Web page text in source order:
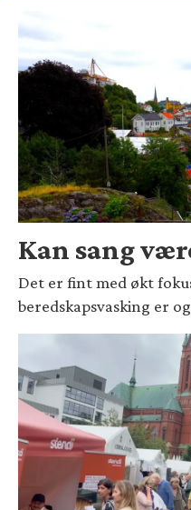
Kan sang
Det er fint med økt
beredskapsvasking er